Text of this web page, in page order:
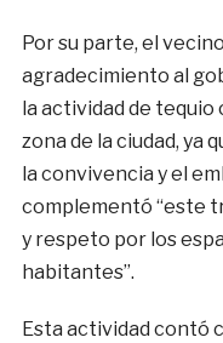
Por su parte, el
agradecimiento al
la actividad de tequio
zona de la ciudad, ya
la convivencia y el
complementó “este
y respeto por los
habitantes”.
Esta actividad contó